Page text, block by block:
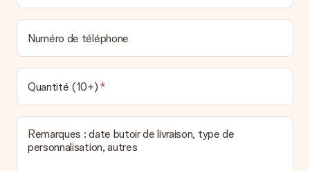
Numéro de téléphone
Quantité (10+)
Remarques : date butoir de livraison, type de
personnalisation, autres